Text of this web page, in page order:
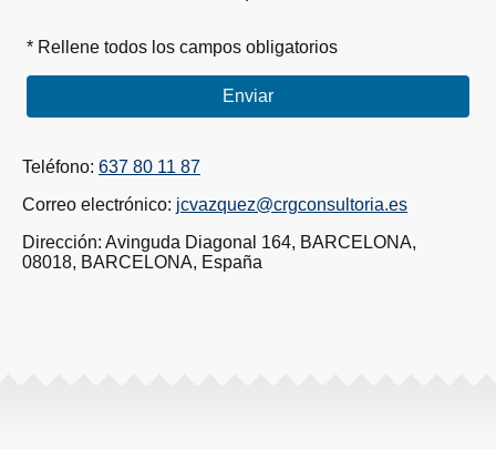
* Rellene todos los campos obligatorios
Enviar
Teléfono: 637 80 11 87
Correo electrónico: jcvazquez@crgconsultoria.es
Dirección: Avinguda Diagonal 164, BARCELONA,
08018, BARCELONA, España